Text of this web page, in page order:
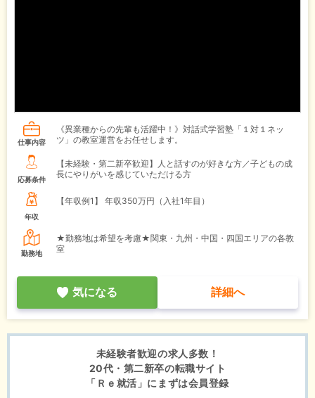
仕事内容
《異業種からの先輩も活躍中！》対話式学習塾「１対１ネッ
ツ」の教室運営をお任せします。
応募条件
【未経験・第二新卒歓迎】人と話すのが好きな方／子どもの成
長にやりがいを感じていただける方
年収
【年収例1】 年収350万円（入社1年目）
勤務地
★勤務地は希望を考慮★関東・九州・中国・四国エリアの各教
室
気になる 詳細へ
未経験者歓迎の求人多数！
20代・第二新卒の転職サイト
「Ｒｅ就活」にまずは会員登録